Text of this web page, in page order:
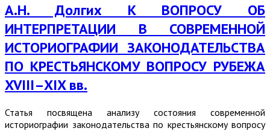
А.Н. Долгих К ВОПРОСУ ОБ
ИНТЕРПРЕТАЦИИ В СОВРЕМЕННОЙ
ИСТОРИОГРАФИИ ЗАКОНОДАТЕЛЬСТВА
ПО КРЕСТЬЯНСКОМУ ВОПРОСУ РУБЕЖА
XVIII–XIX вв.
Статья посвящена анализу состояния современной
историографии законодательства по крестьянскому вопросу